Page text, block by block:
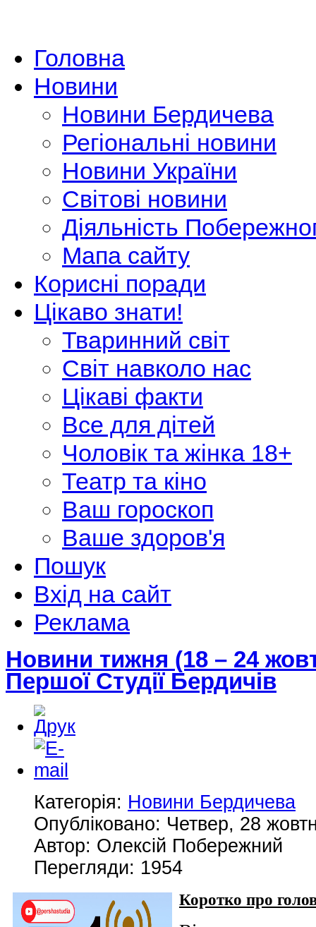
Головна
Новини
Новини Бердичева
Регіональні новини
Новини України
Світові новини
Діяльність
Мапа сайту
Корисні поради
Цікаво знати!
Тваринний світ
Світ навколо нас
Цікаві факти
Все для дітей
Чоловік та жінка 18+
Театр та кіно
Ваш гороскоп
Ваше здоров'я
Пошук
Вхід на сайт
Реклама
Новини тижня (18 – 24
Першої Студії Бердичів
Категорія: Новини Бердичева
Опубліковано: Четвер, 28
Автор: Олексій Побережний
Перегляди: 1954
Коротко про